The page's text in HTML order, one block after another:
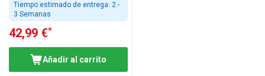
Tiempo estimado de entrega: 2 -
3 Semanas
42,99 €*
Añadir al carrito